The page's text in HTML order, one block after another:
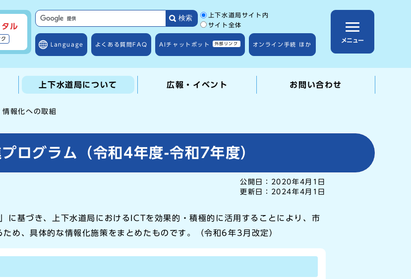
ル
検索 サイト内検索の範囲
上下水道局サイト内
サイト全体
Language よくある質問 FAQ AIチャットボット 外部リンク オンライン手続 ほか
メニュー
上下水道局について 広報・イベント お問い合わせ
情報化への取組
ログラム（令和4年度-令和7年度）
公開日：
2020年4月1日
更新日：
2024年4月1日
に基づき、上下水道局におけるICTを効果的・積極的に活用することにより、市
め、具体的な情報化施策をまとめたものです。（令和6年3月改定）